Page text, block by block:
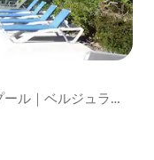
ル｜ベルジュラッ